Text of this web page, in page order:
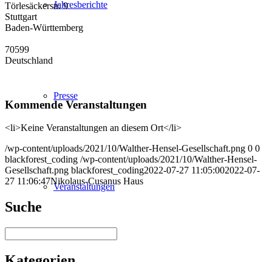
Jahresberichte
Presse
Veranstaltungen
Törlesäckerstr. 9
Stuttgart
Baden-Württemberg
70599
Deutschland
Kommende Veranstaltungen
<li>Keine Veranstaltungen an diesem Ort</li>
/wp-content/uploads/2021/10/Walther-Hensel-Gesellschaft.png 0 0
blackforest_coding /wp-content/uploads/2021/10/Walther-Hensel-
Gesellschaft.png blackforest_coding2022-07-27 11:05:002022-07-
27 11:06:47Nikolaus-Cusanus Haus
Suche